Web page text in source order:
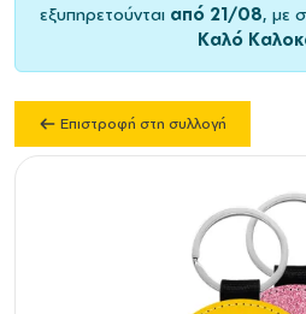
εξυπηρετούνται από 21/08, με
Καλό
Επιστροφή στη συλλογή